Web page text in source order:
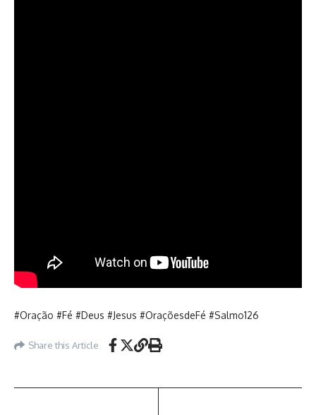
#Oração #Fé #Deus #Jesus #OraçõesdeFé #Salmo126
Share this Article